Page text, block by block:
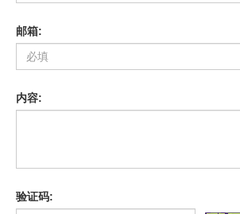
邮箱:
内容:
验证码: